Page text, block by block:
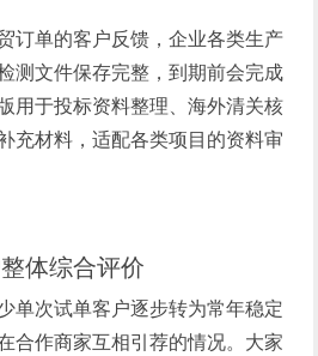
订单的客户反馈，企业各类生产
测文件保存完整，到期前会完成
用于投标资料整理、海外清关核
充材料，适配各类项目的资料审
体综合评价
单次试单客户逐步转为常年稳定
合作商家互相引荐的情况。大家